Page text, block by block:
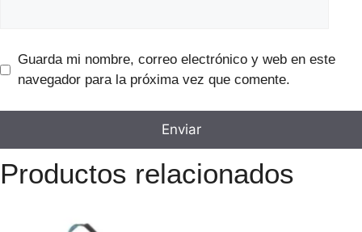
Guarda mi nombre, correo electrónico y web en este
navegador para la próxima vez que comente.
Productos relacionados